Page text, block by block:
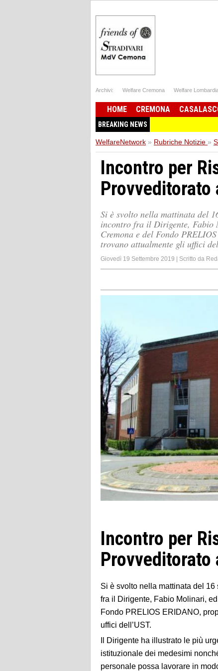
Archivi: Welfare Cremona Welfare
HOME CREMONA
BREAKING NEWS
WelfareNetwork » Rubriche Notizie »
Incontro per
Provveditorato
Si è svolto nella mattinata del
incontro fra il Dirigente, Fabio
Cremona e del Fondo
trovano attualmente gli uffici
Giovedì 19 Settembre 2019 | Scritto da
Incontro per
Si è svolto nella mattinata del
fra il Dirigente, Fabio Molinari,
Fondo PRELIOS ERIDANO,
uffici dell’UST.
Il Dirigente ha illustrato le più
istituzionale dei medesimi
personale possa lavorare in